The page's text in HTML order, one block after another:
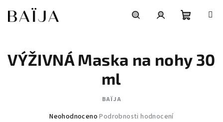
obsah
košík
VÝŽIVNÁ Maska na nohy 30
ml
BAÏJA
Průměrné
Neohodnoceno Podrobnosti hodnocení